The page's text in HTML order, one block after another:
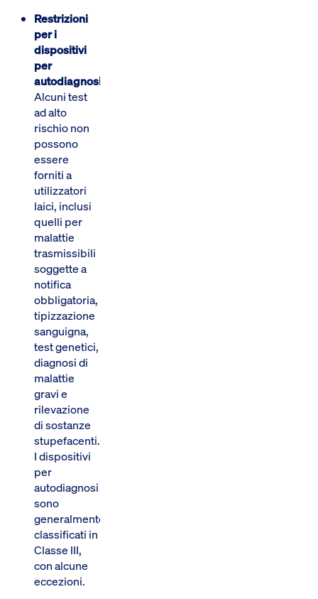
Restrizioni
per i
dispositivi
per
autodiagnosi
Alcuni test
ad alto
rischio non
possono
essere
forniti a
utilizzatori
laici, inclusi
quelli per
malattie
trasmissibili
soggette a
notifica
obbligatoria,
tipizzazione
sanguigna,
test genetici,
diagnosi di
malattie
gravi e
rilevazione
di sostanze
stupefacenti.
I dispositivi
per
autodiagnosi
sono
generalmente
classificati in
Classe III,
con alcune
eccezioni.